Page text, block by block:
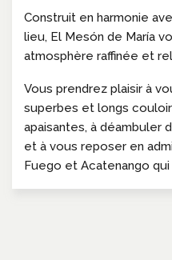
Construit en harmonie
lieu, El Mesón de María
atmosphère raffinée et
Vous prendrez plaisir à
superbes et longs
apaisantes, à déambuler
et à vous reposer en
Fuego et Acatenango